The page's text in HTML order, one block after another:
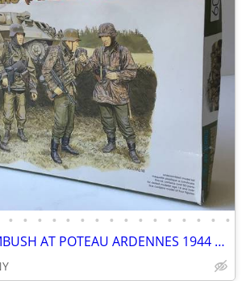
• • • • • • • • • • • • • • • •
DRAGON 6091 AMBUSH AT POTEAU ARDENNES 1944 1 35 SCALE GERMAN FIGURE SE